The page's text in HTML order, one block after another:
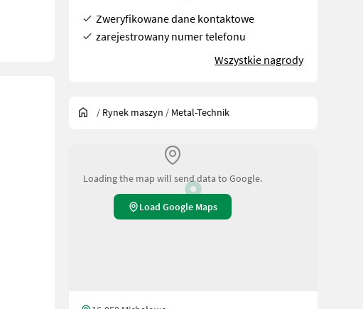
Zweryfikowane dane kontaktowe
zarejestrowany numer telefonu
Wszystkie nagrody
/ Rynek maszyn / Metal-Technik
Loading the map will send data to Google.
Load Google Maps